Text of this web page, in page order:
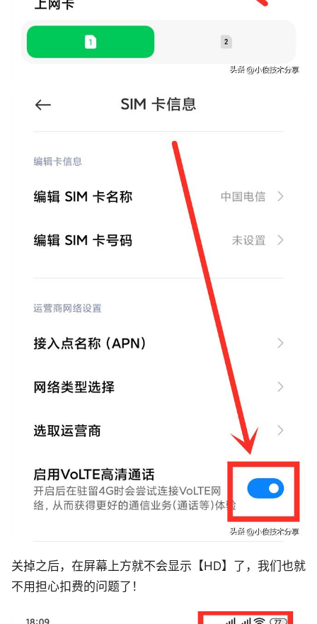
关掉之后，在屏幕上方就不会显示【HD】了，我们也就
不用担心扣费的问题了！